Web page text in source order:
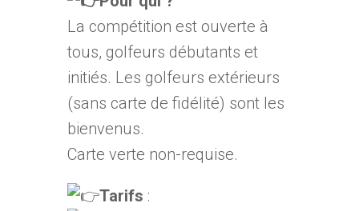
La compétition est ouverte à
tous, golfeurs débutants et
initiés. Les golfeurs extérieurs
(sans carte de fidélité) sont les
bienvenus.
Carte verte non-requise.
Tarifs :